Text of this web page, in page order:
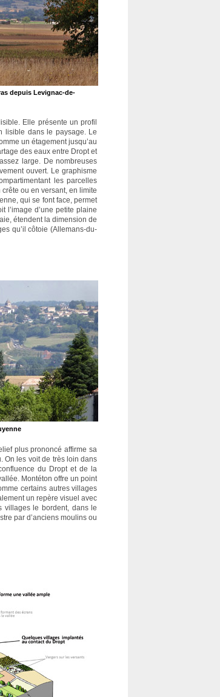
depuis Levignac-de-
Elle présente un profil
lisible dans le paysage. Le
un étagement jusqu’au
des eaux entre Dropt et
large. De nombreuses
ouvert. Le graphisme
les parcelles
ou en versant, en limite
qui se font face, permet
l’image d’une petite plaine
étendent la dimension de
qu’il côtoie (Allemans-du-
plus prononcé affirme sa
On les voit de très loin dans
du Dropt et de la
Montéton offre un point
certains autres villages
un repère visuel avec
villages le bordent, dans le
par d’anciens moulins ou